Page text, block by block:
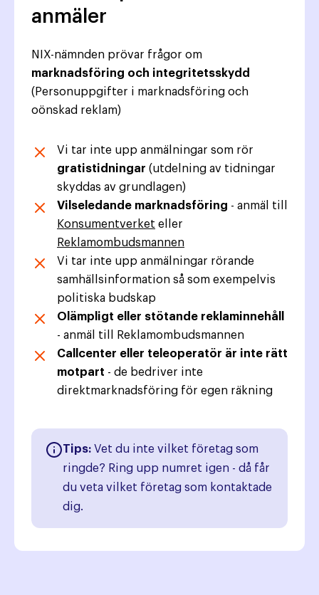
anmäler
NIX-nämnden prövar frågor om
marknadsföring och integritetsskydd
(Personuppgifter i marknadsföring och
oönskad reklam)
Vi tar inte upp anmälningar som rör
gratistidningar (utdelning av tidningar
skyddas av grundlagen)
Vilseledande marknadsföring - anmäl till
Konsumentverket eller
Reklamombudsmannen
Vi tar inte upp anmälningar rörande
samhällsinformation så som exempelvis
politiska budskap
Olämpligt eller stötande reklaminnehåll
- anmäl till Reklamombudsmannen
Callcenter eller teleoperatör är inte rätt
motpart - de bedriver inte
direktmarknadsföring för egen räkning
Tips: Vet du inte vilket företag som
ringde? Ring upp numret igen - då får
du veta vilket företag som kontaktade
dig.